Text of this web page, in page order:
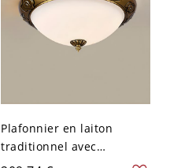
Plafonnier en laiton
traditionnel avec
ampoules LED dimmables